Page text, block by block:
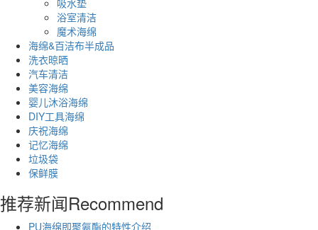
浴室清洁
魔术海绵
海绵&百洁布半成品
洗衣晾晒
汽车清洁
美容海绵
婴儿沐浴海绵
DIY工具海绵
庆祝海绵
记忆海绵
垃圾袋
保鲜膜
推荐新闻Recommend
PU海绵即聚氨酯的特性介绍